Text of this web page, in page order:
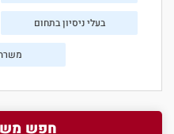
בעלי ניסיון בתחום
חפש